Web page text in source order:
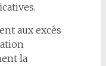
aux excès
la